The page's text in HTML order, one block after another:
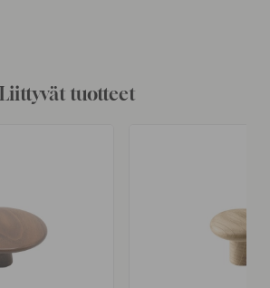
Liittyvät tuotteet